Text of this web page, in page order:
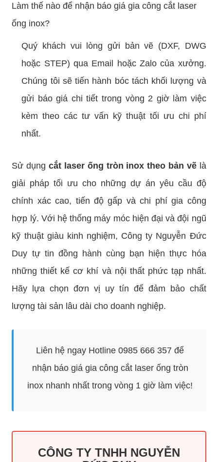
Làm thế nào để nhận báo giá gia công cắt laser
ống inox?
Quý khách vui lòng gửi bản vẽ (DXF, DWG
hoặc STEP) qua Email hoặc Zalo của xưởng.
Chúng tôi sẽ tiến hành bóc tách khối lượng và
gửi báo giá chi tiết trong vòng 2 giờ làm việc
kèm theo các tư vấn kỹ thuật tối ưu chi phí
nhất.
Sử dụngcắt laser ống tròn inox theo bản vẽlà
giải pháp tối ưu cho những dự án yêu cầu độ
chính xác cao, tiến độ gấp và chi phí gia công
hợp lý. Với hệ thống máy móc hiện đại và đội ngũ
kỹ thuật giàu kinh nghiệm, Công ty Nguyễn Đức
Duy tự tin đồng hành cùng bạn hiện thực hóa
những thiết kế cơ khí và nội thất phức tạp nhất.
Hãy lựa chọn đơn vị uy tín để đảm bảo chất
lượng tài sản lâu dài cho doanh nghiệp.
Liên hệ ngay Hotline 0985 666 357 để
nhận báo giá gia công cắt laser ống tròn
inox nhanh nhất trong vòng 1 giờ làm việc!
CÔNG TY TNHH NGUYỄN